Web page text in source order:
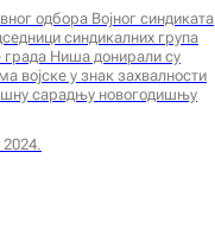
одбора Војног синдиката
синдикалних група
града Ниша донирали су
војске у знак захвалности
сарадњу новогодишњу